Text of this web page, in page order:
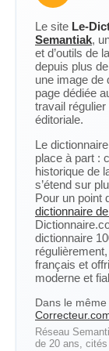
Le site Le-
Semantiak,
et d’outils de
depuis plus
une image de
page dédiée
travail
éditoriale.
Le
place à part :
historique de
s’étend sur
Pour un point
dictionnaire
dictionnaire
français et
moderne et
Dans le
Réseau
de 20 ans,